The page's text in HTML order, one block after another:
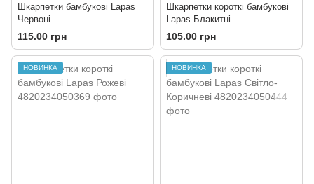
Шкарпетки бамбукові Lapas
Червоні
115.00 грн
Шкарпетки короткі бамбукові
Lapas Блакитні
105.00 грн
НОВИНКА НОВИНКА